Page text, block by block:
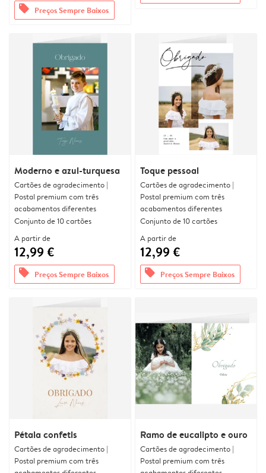
offers Preços Sempre Baixos
Moderno e azul-turquesa
Cartões de agradecimento |
Postal premium com três
acabamentos diferentes
Conjunto de 10 cartões
A partir de
12,99 €
offers Preços Sempre Baixos
Toque pessoal
Cartões de agradecimento |
Postal premium com três
acabamentos diferentes
Conjunto de 10 cartões
A partir de
12,99 €
offers Preços Sempre Baixos
Pétala confetis
Cartões de agradecimento |
Postal premium com três
Ramo de eucalipto e ouro
Cartões de agradecimento |
Postal premium com três